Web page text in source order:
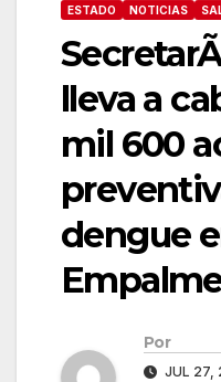
ESTADO NOTICIAS
lleva a
mil 600
dengue
Por
JUL 27,